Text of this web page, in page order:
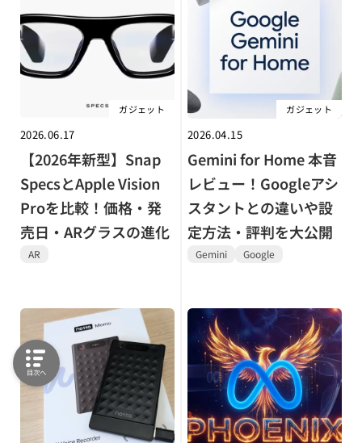
ガジェット
2026.06.17
【2026年新型】Snap
SpecsとApple Vision
Proを比較！価格・発
売日・ARグラスの進化
AR
ガジェット
2026.04.15
Gemini for Home 本音
レビュー！Googleアシ
スタントとの違いや設
定方法・評判を大公開
Gemini Google
目次へ